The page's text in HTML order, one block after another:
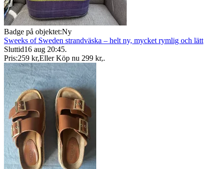
Badge på objektet:Ny
Sweeks of Sweden strandväska – helt ny, mycket rymlig och lätt
Sluttid16 aug 20:45.
Pris:259 kr,Eller Köp nu 299 kr,.